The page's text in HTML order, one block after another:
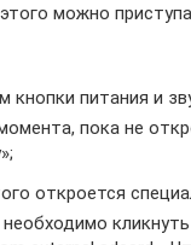
можно
кнопки питания и
пока не
откроется
кликнуть